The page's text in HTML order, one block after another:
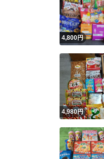
4,800円
4,980円